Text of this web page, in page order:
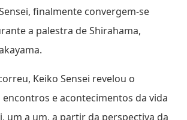
finalmente convergem-se
a palestra de Shirahama,
Keiko Sensei revelou o
e acontecimentos da vida
um a um, a partir da perspectiva da